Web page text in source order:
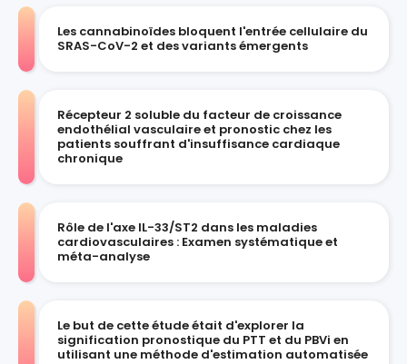
Les cannabinoïdes bloquent l'entrée cellulaire du
SRAS-CoV-2 et des variants émergents
Récepteur 2 soluble du facteur de croissance
endothélial vasculaire et pronostic chez les
patients souffrant d'insuffisance cardiaque
chronique
Rôle de l'axe IL-33/ST2 dans les maladies
cardiovasculaires : Examen systématique et
méta-analyse
Le but de cette étude était d'explorer la
signification pronostique du PTT et du PBVi en
utilisant une méthode d'estimation automatisée